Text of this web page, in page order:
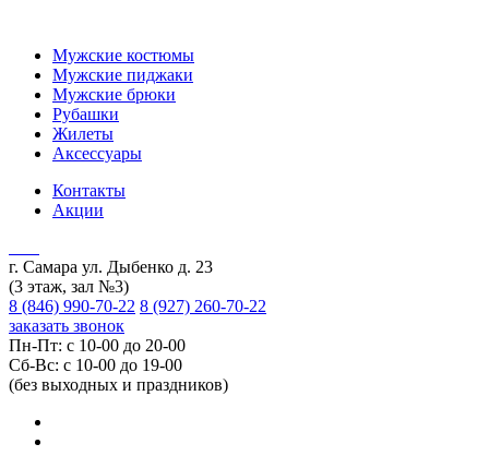
Мужские костюмы
Мужские пиджаки
Мужские брюки
Рубашки
Жилеты
Аксессуары
Контакты
Акции
г. Самара ул. Дыбенко д. 23
(3 этаж, зал №3)
8 (846) 990-70-22 8 (927) 260-70-22
заказать звонок
Пн-Пт: с 10-00 до 20-00
Сб-Вс: с 10-00 до 19-00
(без выходных и праздников)